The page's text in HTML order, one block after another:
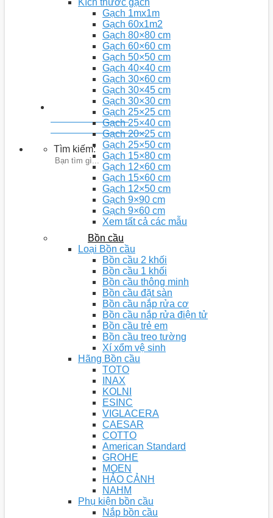
Youtobe: Nhà 5D
Kênh chia sẻ video kiến thức
Tìm kiếm:
Kích thước gạch
Gạch 1mx1m
Gạch 60x1m2
Gạch 80×80 cm
Gạch 60×60 cm
Gạch 50×50 cm
Gạch 40×40 cm
Gạch 30×60 cm
Gạch 30×45 cm
Gạch 30×30 cm
Gạch 25×25 cm
Gạch 25×40 cm
Gạch 20×25 cm
Gạch 25×50 cm
Gạch 15×80 cm
Gạch 12×60 cm
Gạch 15×60 cm
Gạch 12×50 cm
Gạch 9×90 cm
Gạch 9×60 cm
Xem tất cả các mẫu
Bồn cầu
Loại Bồn cầu
Bồn cầu 2 khối
Bồn cầu 1 khối
Bồn cầu thông minh
Bồn cầu đặt sàn
Bồn cầu nắp rửa cơ
Bồn cầu nắp rửa điện tử
Bồn cầu trẻ em
Bồn cầu treo tường
Xí xổm vệ sinh
Hãng Bồn cầu
TOTO
INAX
KOLNI
ESINC
VIGLACERA
CAESAR
COTTO
American Standard
GROHE
MOEN
HẢO CẢNH
NAHM
Phụ kiện bồn cầu
Nắp bồn cầu